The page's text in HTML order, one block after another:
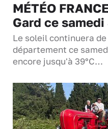
MÉTÉO
Gard ce samedi
Le soleil continuera
département ce
encore jusqu'à 39°C…